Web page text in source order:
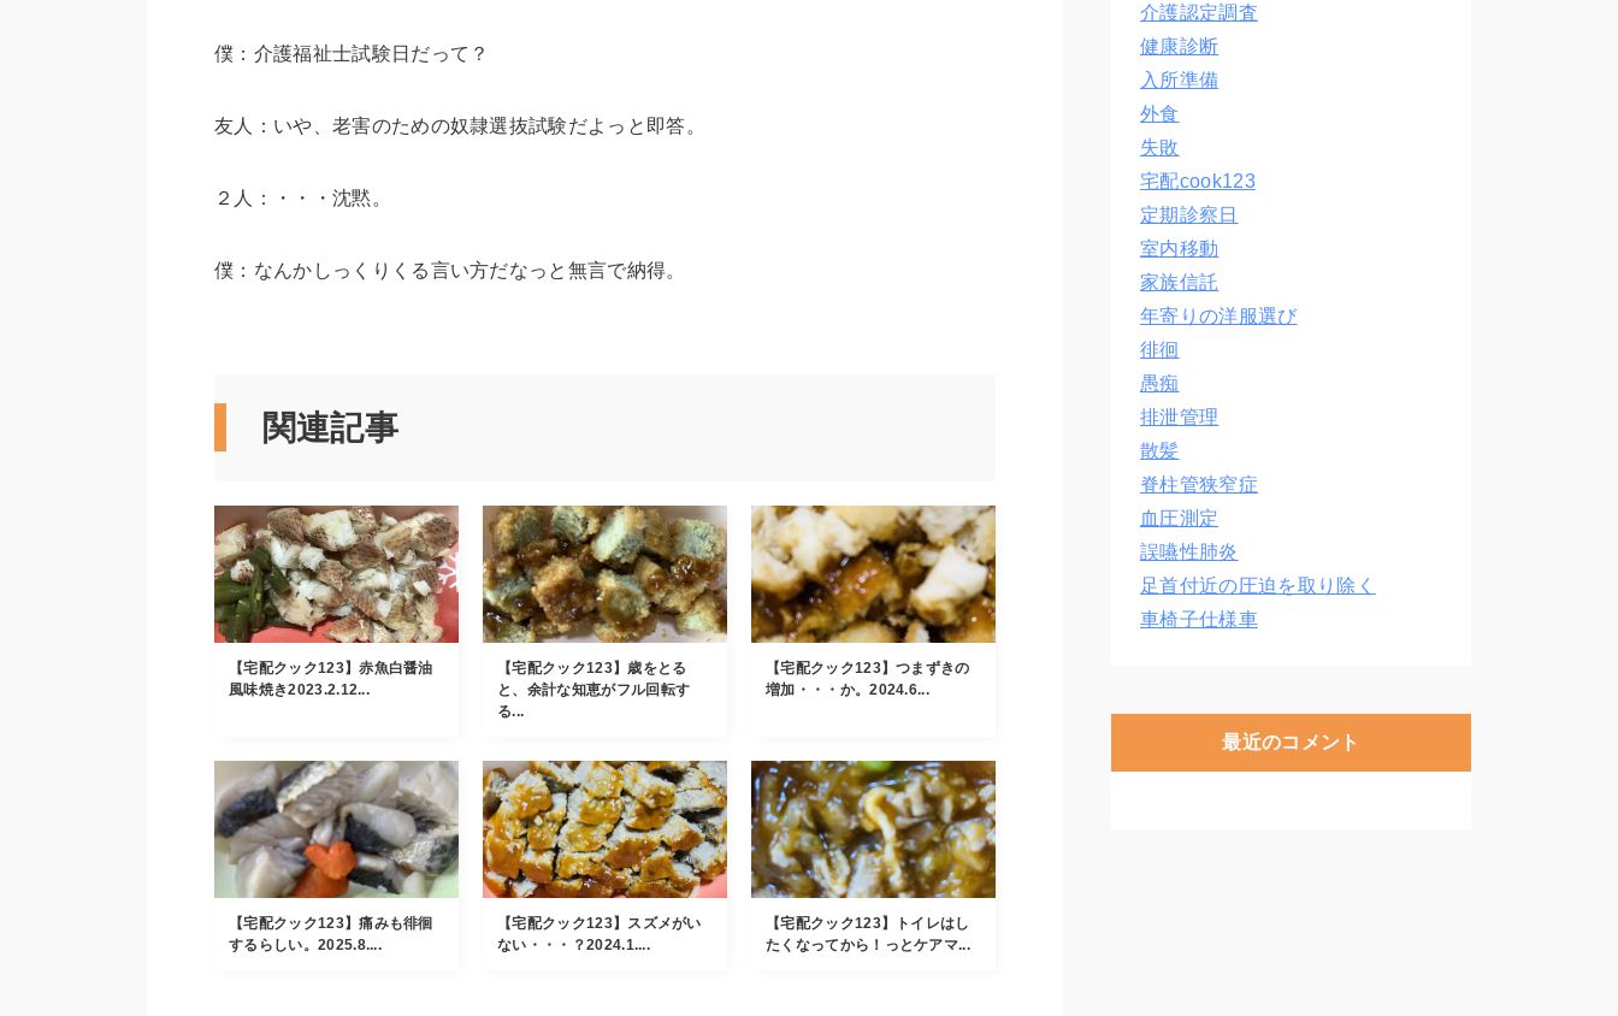
僕：介護福祉士試験日だって？
友人：いや、老害のための奴隷選抜試験だよっと即答。
２人：・・・沈黙。
僕：なんかしっくりくる言い方だなっと無言で納得。
関連記事
【宅配クック123】赤魚白醤油
風味焼き2023.2.12...
【宅配クック123】歳をとる
と、余計な知恵がフル回転す
る...
【宅配クック123】つまずきの
増加・・・か。2024.6...
【宅配クック123】痛みも徘徊
するらしい。2025.8....
【宅配クック123】スズメがい
ない・・・？2024.1....
【宅配クック123】トイレはし
たくなってから！っとケアマ...
介護認定調査
健康診断
入所準備
外食
失敗
宅配cook123
定期診察日
室内移動
家族信託
年寄りの洋服選び
徘徊
愚痴
排泄管理
散髪
脊柱管狭窄症
血圧測定
誤嚥性肺炎
足首付近の圧迫を取り除く
車椅子仕様車
最近のコメント